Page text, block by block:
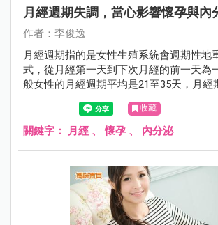
月經週期失調，當心影響懷孕與內
作者：李俊逸
月經週期指的是女性生殖系統會週期性地
式，從月經第一天到下次月經的前一天為
般女性的月經週期平均是21至35天，月經
我們為什麼需要計算月經週期呢？在備孕
算月經週期來預測排卵日，而未有懷孕計
過計算月經週期來了解自己的身體狀態。
收藏
關鍵字： 月經 、懷孕 、 內分泌